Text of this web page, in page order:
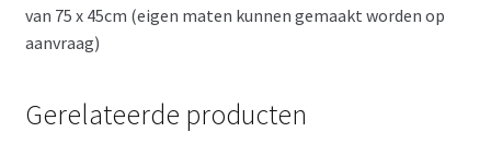
van 75 x 45cm (eigen maten kunnen gemaakt worden op
aanvraag)
Gerelateerde producten